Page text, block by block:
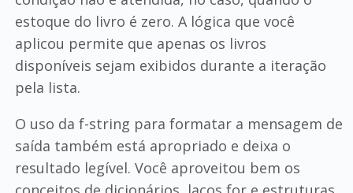
estoque do livro é zero. A lógica que você
aplicou permite que apenas os livros
disponíveis sejam exibidos durante a iteração
pela lista.
O uso da f-string para formatar a mensagem de
saída também está apropriado e deixa o
resultado legível. Você aproveitou bem os